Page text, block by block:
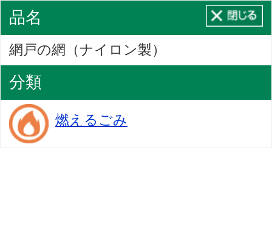
品名
網戸の網（ナイロン製）
分類
燃えるごみ